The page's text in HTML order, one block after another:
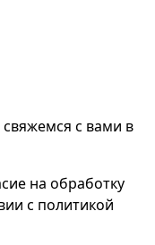
с вами в
на обработку
с политикой